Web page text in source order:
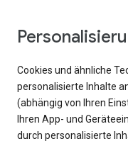
Cookies und ähnliche
personalisierte Inhalte
(abhängig von Ihren
Ihren App- und
durch personalisierte